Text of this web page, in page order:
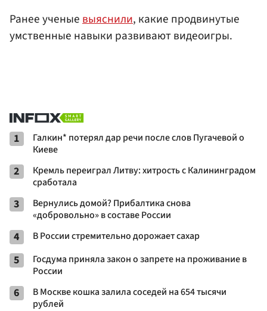
Ранее ученыевыяснили, какие продвинутые
умственные навыки развивают видеоигры.
1
Галкин* потерял дар речи после слов Пугачевой о
Киеве
2
Кремль переиграл Литву: хитрость с Калининградом
сработала
3
Вернулись домой? Прибалтика снова
«добровольно» в составе России
4 В России стремительно дорожает сахар
5
Госдума приняла закон о запрете на проживание в
России
6
В Москве кошка залила соседей на 654 тысячи
рублей